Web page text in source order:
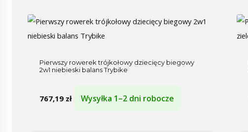
Pierwszy rowerek trójkołowy dziecięcy biegowy
2w1 niebieski balans Trybike
767,19 zł Wysyłka 1–2 dni robocze